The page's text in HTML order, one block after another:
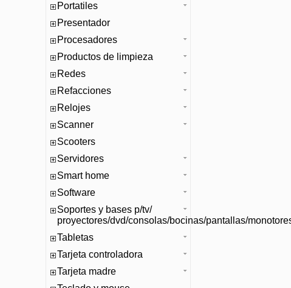
Portatiles
Presentador
Procesadores
Productos de limpieza
Redes
Refacciones
Relojes
Scanner
Scooters
Servidores
Smart home
Software
Soportes y bases p/tv/
proyectores/dvd/consolas/bocinas/pantallas/
Tabletas
Tarjeta controladora
Tarjeta madre